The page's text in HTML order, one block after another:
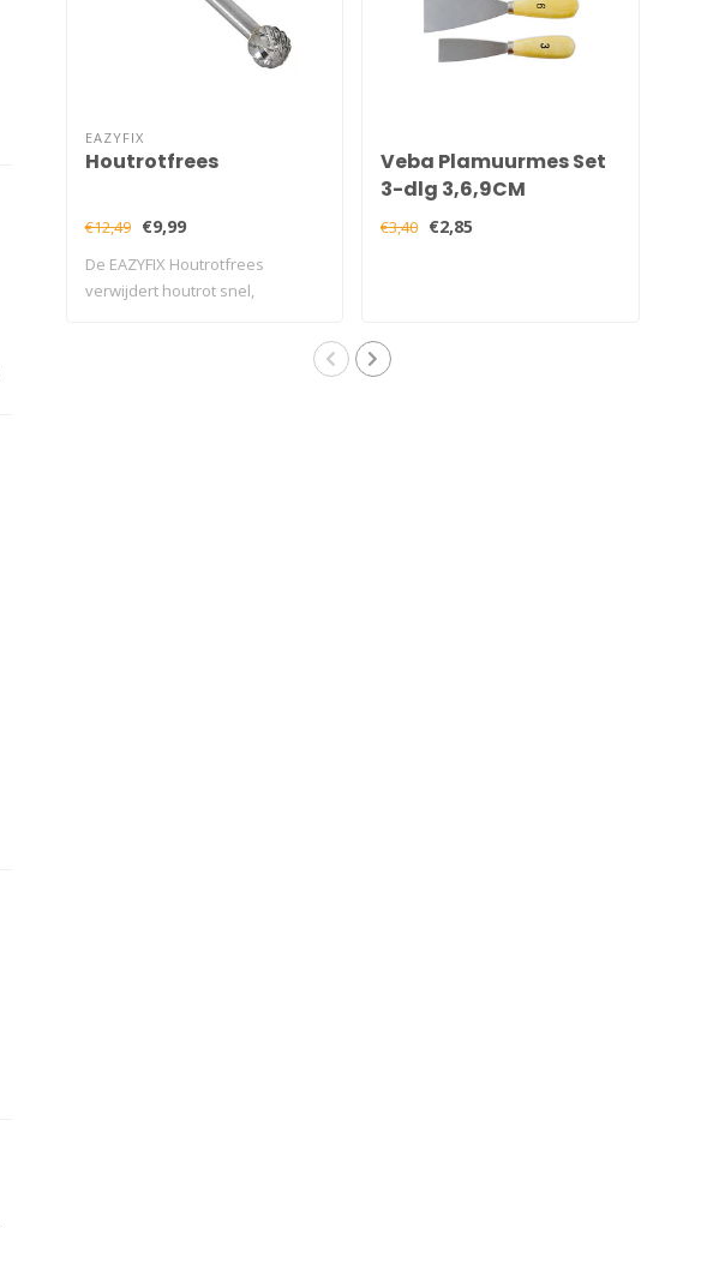
EAZYFIX
Houtrotfrees
€12,49 €9,99
De EAZYFIX Houtrotfrees
verwijdert houtrot snel,
Veba Plamuurmes Set
3-dlg 3,6,9CM
€3,40 €2,85